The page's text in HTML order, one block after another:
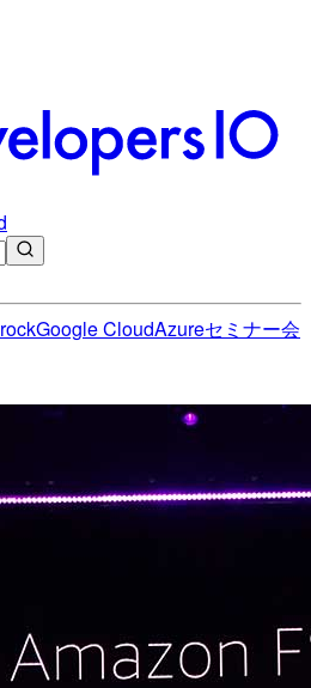
Google CloudAzureセミナー会